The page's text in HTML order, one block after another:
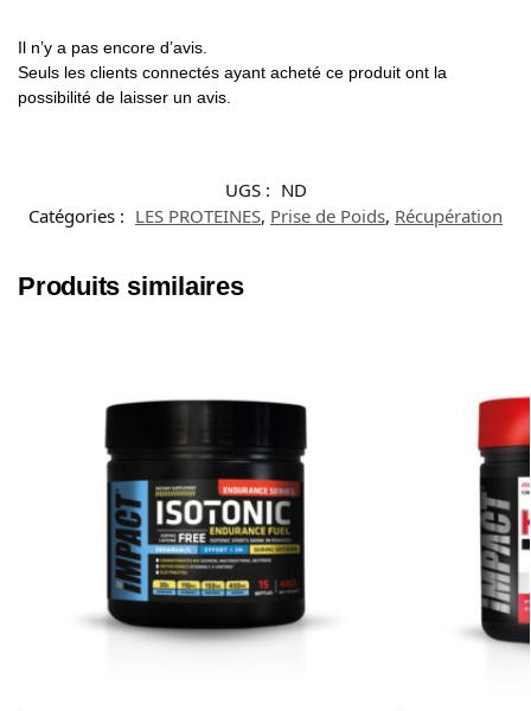
Il n’y a pas encore d’avis.
Seuls les clients connectés ayant acheté ce produit ont la
possibilité de laisser un avis.
UGS : ND
Catégories : LES PROTEINES, Prise de Poids, Récupération
Produits similaires